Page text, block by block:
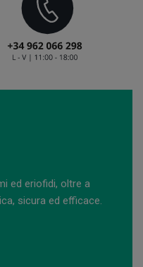
ed eriofidi, oltre a
sicura ed efficace.